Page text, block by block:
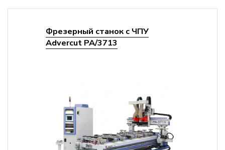
Фрезерный станок с ЧПУ
Advercut PA/3713